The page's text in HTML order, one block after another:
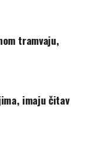
tramvaju,
imaju čitav